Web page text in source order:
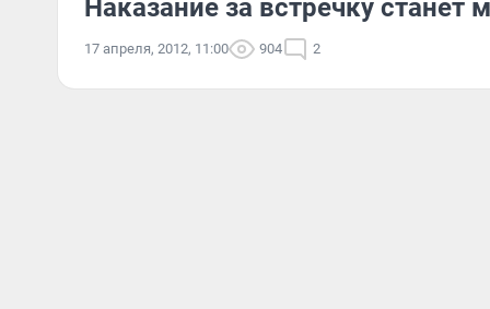
Наказание за встречку станет
17 апреля, 2012, 11:00 904 2